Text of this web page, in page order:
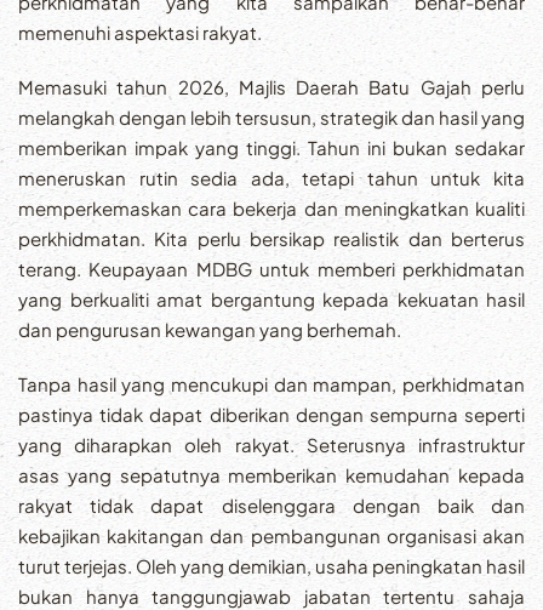
memenuhi aspektasi rakyat.
Memasuki tahun 2026, Majlis Daerah Batu Gajah perlu
melangkah dengan lebih tersusun, strategik dan hasil yang
memberikan impak yang tinggi. Tahun ini bukan sedakar
meneruskan rutin sedia ada, tetapi tahun untuk kita
memperkemaskan cara bekerja dan meningkatkan kualiti
perkhidmatan. Kita perlu bersikap realistik dan berterus
terang. Keupayaan MDBG untuk memberi perkhidmatan
yang berkualiti amat bergantung kepada kekuatan hasil
dan pengurusan kewangan yang berhemah.
Tanpa hasil yang mencukupi dan mampan, perkhidmatan
pastinya tidak dapat diberikan dengan sempurna seperti
yang diharapkan oleh rakyat. Seterusnya infrastruktur
asas yang sepatutnya memberikan kemudahan kepada
rakyat tidak dapat diselenggara dengan baik dan
kebajikan kakitangan dan pembangunan organisasi akan
turut terjejas. Oleh yang demikian, usaha peningkatan hasil
bukan hanya tanggungjawab jabatan tertentu sahaja